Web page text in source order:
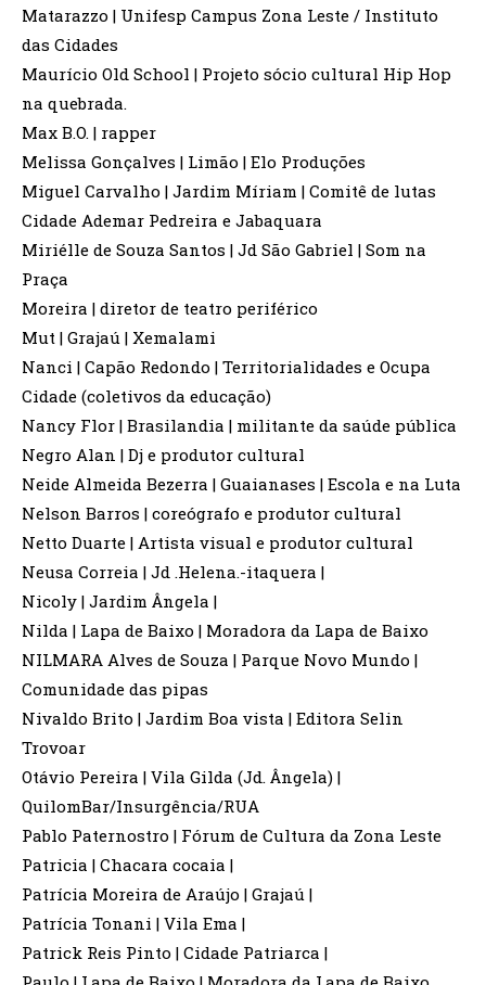
Matarazzo | Unifesp Campus Zona Leste / Instituto
das Cidades
Maurício Old School | Projeto sócio cultural Hip Hop
na quebrada.
Max B.O. | rapper
Melissa Gonçalves | Limão | Elo Produções
Miguel Carvalho | Jardim Míriam | Comitê de lutas
Cidade Ademar Pedreira e Jabaquara
Miriélle de Souza Santos | Jd São Gabriel | Som na
Praça
Moreira | diretor de teatro periférico
Mut | Grajaú | Xemalami
Nanci | Capão Redondo | Territorialidades e Ocupa
Cidade (coletivos da educação)
Nancy Flor | Brasilandia | militante da saúde pública
Negro Alan | Dj e produtor cultural
Neide Almeida Bezerra | Guaianases | Escola e na Luta
Nelson Barros | coreógrafo e produtor cultural
Netto Duarte | Artista visual e produtor cultural
Neusa Correia | Jd .Helena.-itaquera |
Nicoly | Jardim Ângela |
Nilda | Lapa de Baixo | Moradora da Lapa de Baixo
NILMARA Alves de Souza | Parque Novo Mundo |
Comunidade das pipas
Nivaldo Brito | Jardim Boa vista | Editora Selin
Trovoar
Otávio Pereira | Vila Gilda (Jd. Ângela) |
QuilomBar/Insurgência/RUA
Pablo Paternostro | Fórum de Cultura da Zona Leste
Patricia | Chacara cocaia |
Patrícia Moreira de Araújo | Grajaú |
Patrícia Tonani | Vila Ema |
Patrick Reis Pinto | Cidade Patriarca |